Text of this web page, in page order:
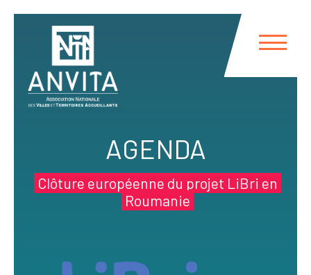
AGENDA
Clôture européenne du projet LiBri en
Roumanie